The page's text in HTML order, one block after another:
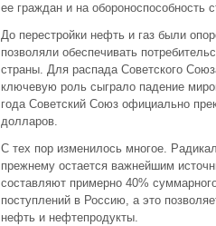
ее граждан и на обороноспособность
До перестройки нефть и газ были
позволяли обеспечивать
страны. Для распада Советского
ключевую роль сыграло падение
года Советский Союз официально
долларов.
С тех пор изменилось многое.
прежнему остается важнейшим
составляют примерно 40%
поступлений в Россию, а это
нефть и нефтепродукты.